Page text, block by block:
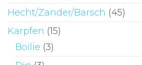
Hecht/Zander/Barsch (45)
Karpfen (15)
Boilie (3)